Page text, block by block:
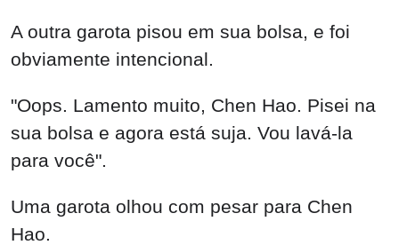
A outra garota pisou em sua bolsa, e foi
obviamente intencional.
"Oops. Lamento muito, Chen Hao. Pisei na
sua bolsa e agora está suja. Vou lavá-la
para você".
Uma garota olhou com pesar para Chen
Hao.